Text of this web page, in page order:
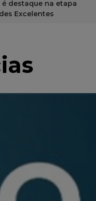
é destaque na etapa
Excelentes